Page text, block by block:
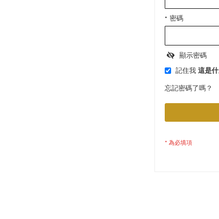
密碼
顯示密碼
記住我 這是
忘記密碼了嗎？